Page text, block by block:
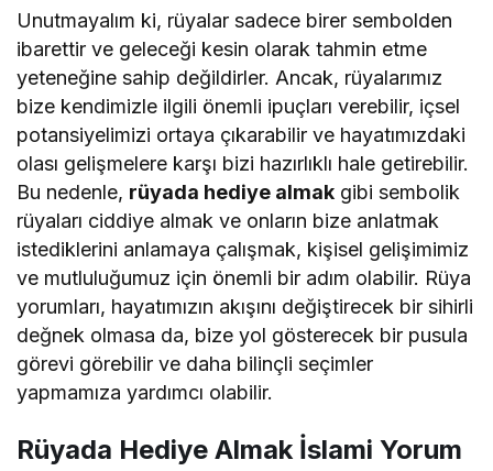
Unutmayalım ki, rüyalar sadece birer sembolden
ibarettir ve geleceği kesin olarak tahmin etme
yeteneğine sahip değildirler. Ancak, rüyalarımız
bize kendimizle ilgili önemli ipuçları verebilir, içsel
potansiyelimizi ortaya çıkarabilir ve hayatımızdaki
olası gelişmelere karşı bizi hazırlıklı hale getirebilir.
Bu nedenle, rüyada hediye almak gibi sembolik
rüyaları ciddiye almak ve onların bize anlatmak
istediklerini anlamaya çalışmak, kişisel gelişimimiz
ve mutluluğumuz için önemli bir adım olabilir. Rüya
yorumları, hayatımızın akışını değiştirecek bir sihirli
değnek olmasa da, bize yol gösterecek bir pusula
görevi görebilir ve daha bilinçli seçimler
yapmamıza yardımcı olabilir.
Rüyada Hediye Almak İslami Yorum